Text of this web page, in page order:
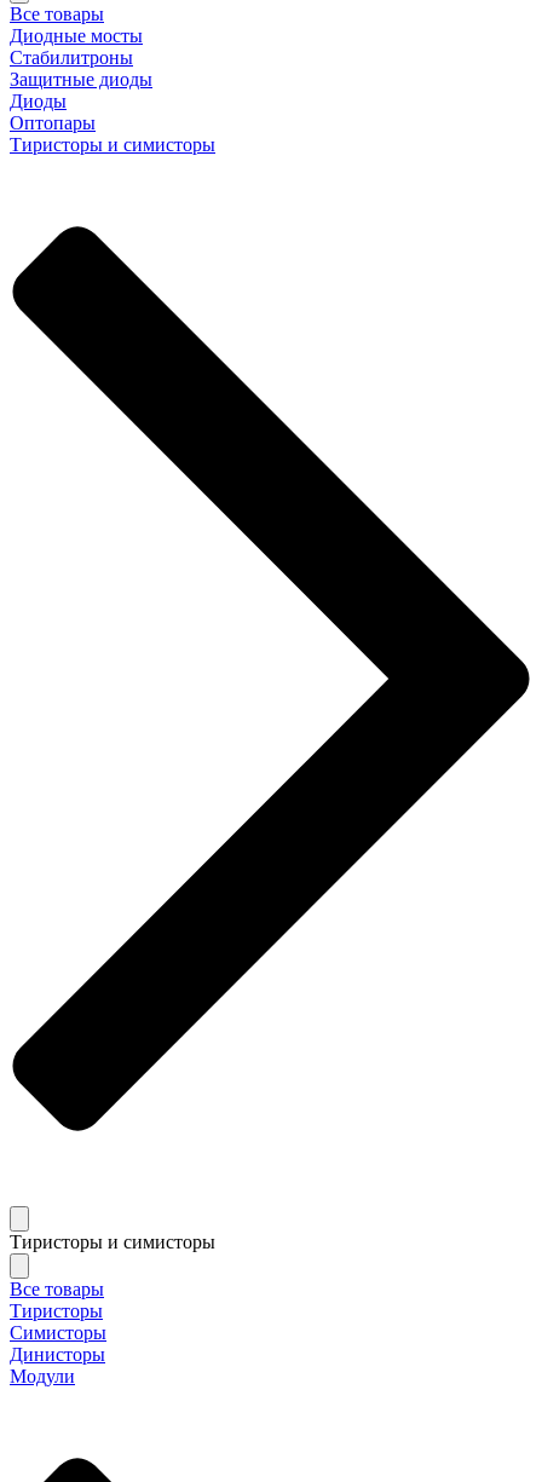
Все товары
Диодные мосты
Стабилитроны
Защитные диоды
Диоды
Оптопары
Тиристоры и симисторы
Тиристоры и симисторы
Все товары
Тиристоры
Симисторы
Динисторы
Модули